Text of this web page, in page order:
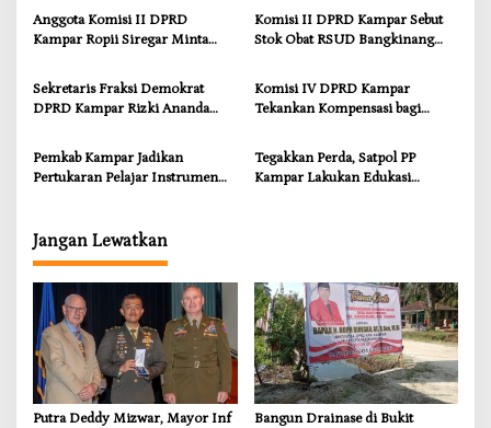
Infrastruktur yang Menyentuh
Kebutuhan Dasar
Anggota Komisi II DPRD
Kampar Ropii Siregar Minta
Ancaman Kekosongan Obat
demi Wujudkan Kampar Dihati
Komisi II DPRD Kampar Sebut
Stok Obat RSUD Bangkinang
Sekretaris Fraksi Demokrat
DPRD Kampar Rizki Ananda
dan Kompensasi untuk Warga
Sungai Tapung
Komisi IV DPRD Kampar
Tekankan Kompensasi bagi
Pemkab Kampar Jadikan
Pertukaran Pelajar Instrumen
Tegakkan Perda, Satpol PP
Kampar Lakukan Edukasi
Jangan Lewatkan
Putra Deddy Mizwar, Mayor Inf
Bangun Drainase di Bukit